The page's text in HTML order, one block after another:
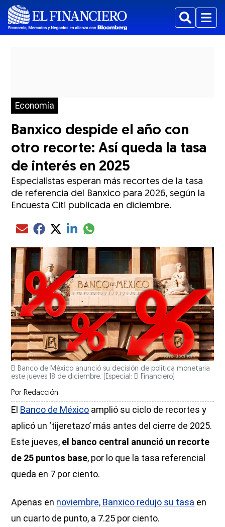
BuscarMenu
Economía
Banxico despide el año con
otro recorte: Así queda la tasa
de interés en 2025
Especialistas esperan más recortes de la tasa
de referencia del Banxico para 2026, según la
Encuesta Citi publicada en diciembre.
Compartir el artículo actual mediante Email
Compartir el artículo actual mediante Facebook
Compartir el artículo actual mediante Twitter
Compartir el artículo actual mediante LinkedIn
Compartir el artículo actual mediante
El Banco de México anunció su decisión de política monetaria
este jueves 18 de diciembre.
(Especial: El Financiero)
Por Redacción
El Banco de México amplió su ciclo de recortes y
aplicó un ‘tijeretazo’ más antes del cierre de 2025.
Este jueves, el banco central anunció un recorte
de 25 puntos base, por lo que la tasa referencial
queda en 7 por ciento.
Apenas en noviembre, Banxico redujo su tasa en
un cuarto de punto, a 7.25 por ciento.